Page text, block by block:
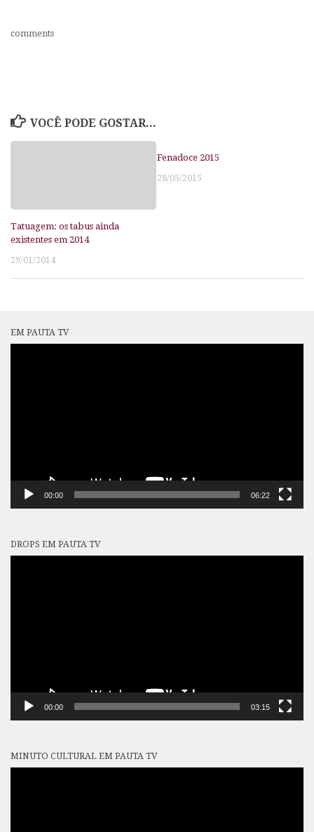
comments
VOCÊ PODE GOSTAR...
Tatuagem: os tabus ainda
existentes em 2014
29/01/2014
Fenadoce 2015
28/05/2015
EM PAUTA TV
00:00 06:22
DROPS EM PAUTA TV
00:00 03:15
MINUTO CULTURAL EM PAUTA TV